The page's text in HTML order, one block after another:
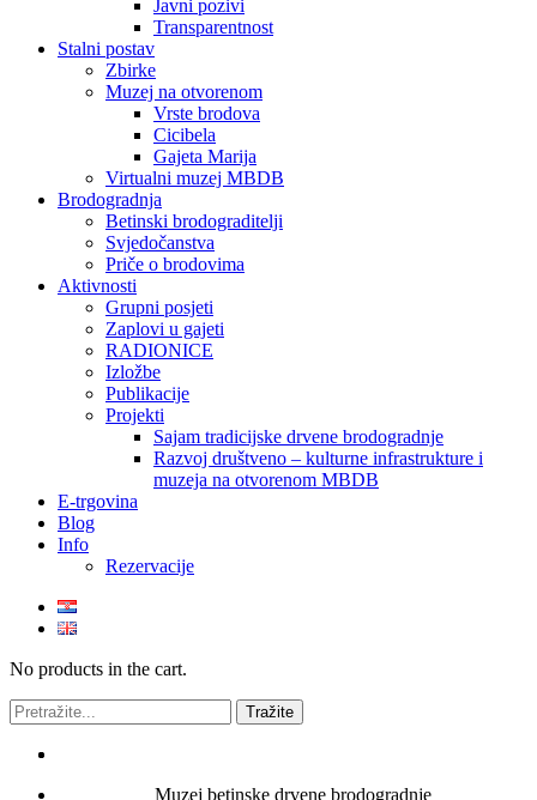
Javni pozivi
Transparentnost
Stalni postav
Zbirke
Muzej na otvorenom
Vrste brodova
Cicibela
Gajeta Marija
Virtualni muzej MBDB
Brodogradnja
Betinski brodograditelji
Svjedočanstva
Priče o brodovima
Aktivnosti
Grupni posjeti
Zaplovi u gajeti
RADIONICE
Izložbe
Publikacije
Projekti
Sajam tradicijske drvene brodogradnje
Razvoj društveno – kulturne infrastrukture i
muzeja na otvorenom MBDB
E-trgovina
Blog
Info
Rezervacije
No products in the cart.
Muzej betinske drvene brodogradnje